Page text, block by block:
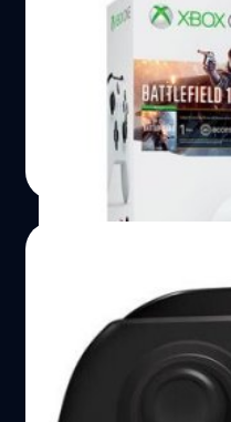
LOS ANGELES,
line for a
Industry
Center on June
Los Angeles
annual
focuses on
entertainment,
and
Images)
ความจุ 1TB เหลือ
คอเกมเฮ ไมโครซอฟท์ป
วงศกร ปฐมชัยวัฒน์| 3343
ชมจอย
มาดูจอยเกม XboxOne
Super Famicom